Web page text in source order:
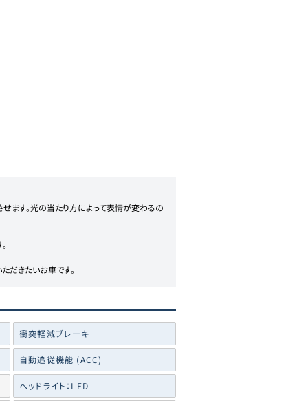
ます。光の当たり方によって表情が変わるの
だきたいお車です。
衝突軽減ブレーキ
自動追従機能 (ACC)
ヘッドライト：LED